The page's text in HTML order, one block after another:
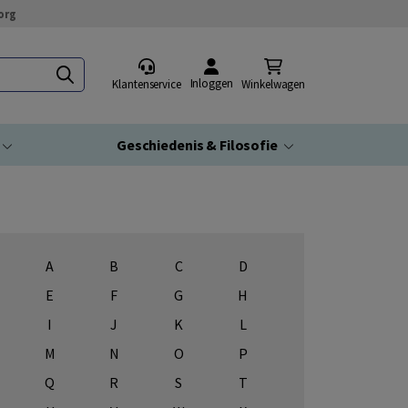
Klantenservice Inloggen Winkelwagen
Geschiedenis & Filosofie
A B C
D
E
F G
H
I
J K
L
M
N O
P
Q
R S
T